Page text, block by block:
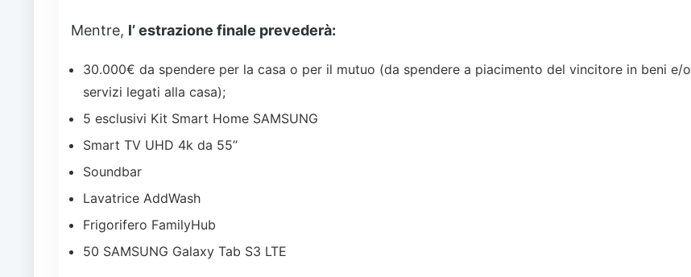
Mentre, l’ estrazione finale prevederà:
30.000€ da spendere per la casa o per il mutuo (da spendere a piacimento del vincitore in beni e/o
servizi legati alla casa);
5 esclusivi Kit Smart Home SAMSUNG
Smart TV UHD 4k da 55’’
Soundbar
Lavatrice AddWash
Frigorifero FamilyHub
50 SAMSUNG Galaxy Tab S3 LTE